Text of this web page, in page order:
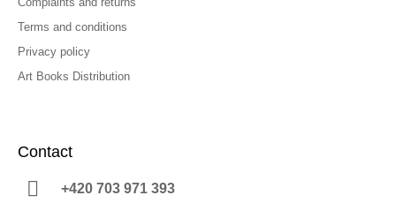
Terms and conditions
Privacy policy
Art Books Distribution
Contact
+420 703 971 393